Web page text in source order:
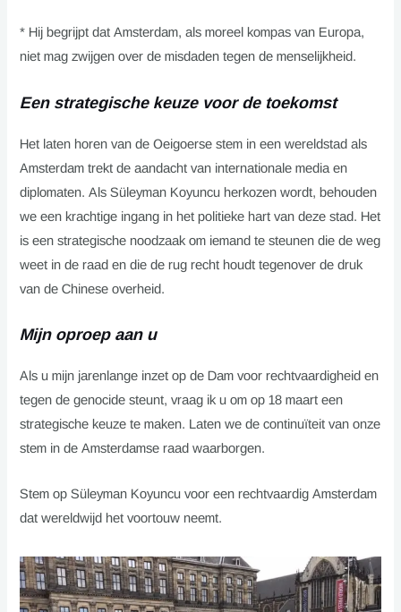
* Hij begrijpt dat Amsterdam, als moreel kompas van Europa,
niet mag zwijgen over de misdaden tegen de menselijkheid.
Een strategische keuze voor de toekomst
Het laten horen van de Oeigoerse stem in een wereldstad als
Amsterdam trekt de aandacht van internationale media en
diplomaten. Als Süleyman Koyuncu herkozen wordt, behouden
we een krachtige ingang in het politieke hart van deze stad. Het
is een strategische noodzaak om iemand te steunen die de weg
weet in de raad en die de rug recht houdt tegenover de druk
van de Chinese overheid.
Mijn oproep aan u
Als u mijn jarenlange inzet op de Dam voor rechtvaardigheid en
tegen de genocide steunt, vraag ik u om op 18 maart een
strategische keuze te maken. Laten we de continuïteit van onze
stem in de Amsterdamse raad waarborgen.
Stem op Süleyman Koyuncu voor een rechtvaardig Amsterdam
dat wereldwijd het voortouw neemt.